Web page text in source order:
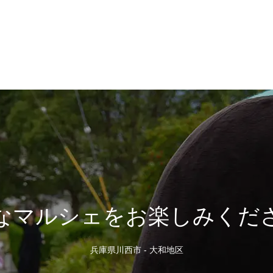
マルシェをお楽しみくだ
兵庫県川西市 - 大和地区